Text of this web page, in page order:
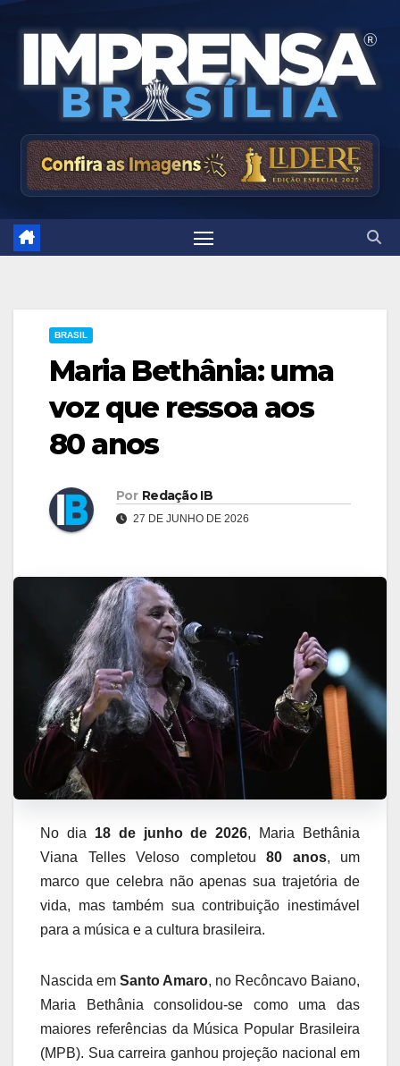
BRASIL
Maria Bethânia: uma
voz que ressoa aos
80 anos
Por Redação IB
27 DE JUNHO DE 2026
No dia 18 de junho de 2026, Maria Bethânia
Viana Telles Veloso completou 80 anos, um
marco que celebra não apenas sua trajetória de
vida, mas também sua contribuição inestimável
para a música e a cultura brasileira.
Nascida em Santo Amaro, no Recôncavo Baiano,
Maria Bethânia consolidou-se como uma das
maiores referências da Música Popular Brasileira
(MPB). Sua carreira ganhou projeção nacional em